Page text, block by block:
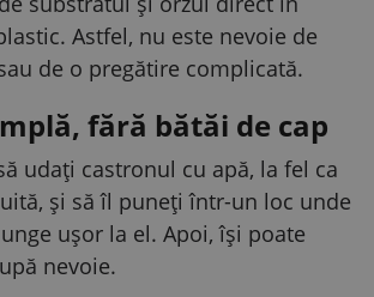
Astfel, nu este nevoie de
de o pregătire complicată.
fără bătăi de cap
udați castronul cu apă, la fel ca
și să îl puneți într-un loc unde
ușor la el. Apoi, își poate
nevoie.